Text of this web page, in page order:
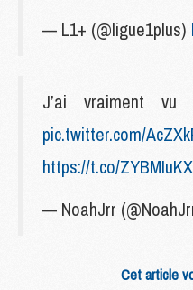
— L1+ (@ligue1plus)
J’ai vraiment
pic.twitter.com/
https://t.co/
— NoahJrr
Cet article